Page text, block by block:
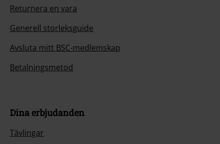
Returnera en vara
Generell storleksguide
Avsluta mitt BSC-medlemskap
Betalningsmetod
Dina erbjudanden
Tävlingar